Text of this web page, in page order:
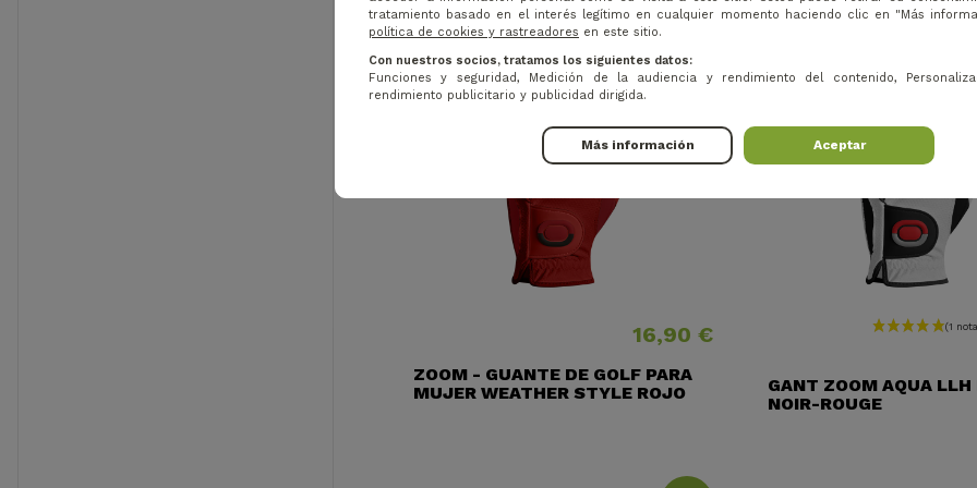
Precio
16,90 €
ZOOM - GUANTE DE GOLF PARA
MUJER WEATHER STYLE ROJO
Precio
GANT ZOOM AQUA
NOIR-ROUGE
tratamiento basado en el interés legítimo en cualquier momento haciendo clic en "Más
política de cookies y rastreadores en este sitio.
Con nuestros socios, tratamos los siguientes datos:
Funciones y seguridad, Medición de la audiencia y rendimiento del contenido,
rendimiento publicitario y publicidad dirigida.
Más información Aceptar